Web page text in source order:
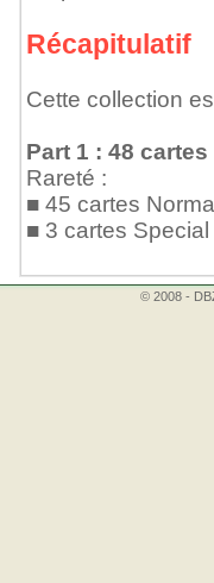
Récapitulatif
Cette collection
Part 1 : 48 cartes
Rareté :
■ 45 cartes
■ 3 cartes Special
© 2008 -